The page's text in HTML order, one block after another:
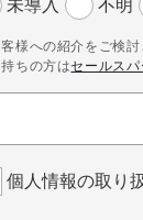
未導入 不明
様への紹介をご検討
ちの方はセールス
個人情報の取り